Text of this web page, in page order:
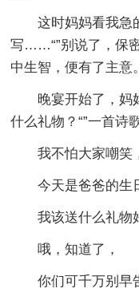
这时妈妈看我急的
写……“”别说了，保
中生智，便有了主意。
晚宴开始了，妈妈
什么礼物？“”一首诗
我不怕大家嘲笑，
今天是爸爸的生
我该送什么礼物
哦，知道了，
你们可千万别早告